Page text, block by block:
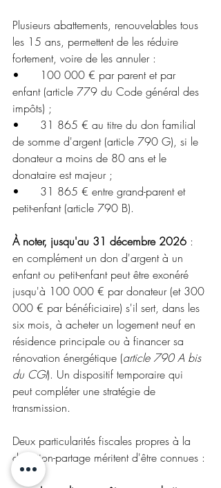
Plusieurs abattements, renouvelables tous
les 15 ans, permettent de les réduire
fortement, voire de les annuler :
•	100 000 € par parent et par
enfant (article 779 du Code général des
impôts) ;
•	31 865 € au titre du don familial
de somme d'argent (article 790 G), si le
donateur a moins de 80 ans et le
donataire est majeur ;
•	31 865 € entre grand-parent et
petit-enfant (article 790 B).
À noter, jusqu'au 31 décembre 2026 :
en complément un don d'argent à un
enfant ou petit-enfant peut être exonéré
jusqu'à 100 000 € par donateur (et 300
000 € par bénéficiaire) s'il sert, dans les
six mois, à acheter un logement neuf en
résidence principale ou à financer sa
rénovation énergétique (article 790 A bis
du CGI). Un dispositif temporaire qui
peut compléter une stratégie de
transmission.
Deux particularités fiscales propres à la
donation-partage méritent d'être connues :